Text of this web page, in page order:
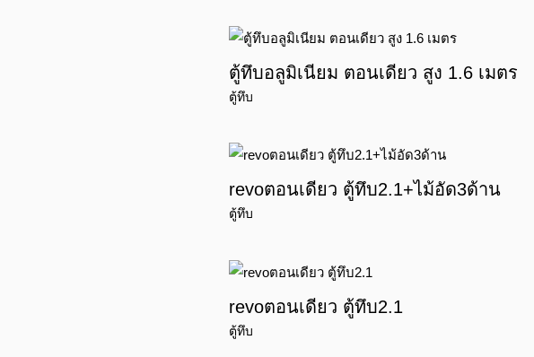
ตู้ทึบอลูมิเนียม ตอนเดียว สูง 1.6 เมตร
ตู้ทึบ
revoตอนเดียว ตู้ทึบ2.1+ไม้อัด3ด้าน
ตู้ทึบ
revoตอนเดียว ตู้ทึบ2.1
ตู้ทึบ